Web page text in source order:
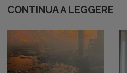
CONTINUA A LEGGERE